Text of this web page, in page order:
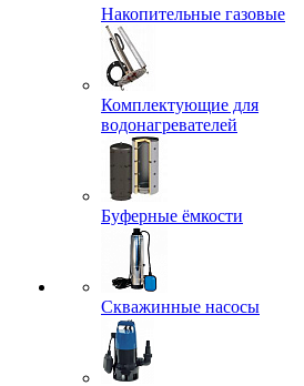
Накопительные газовые
Комплектующие для
водонагревателей
Буферные ёмкости
Скважинные насосы